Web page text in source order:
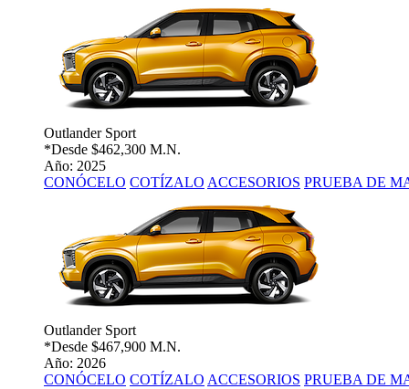
Outlander Sport
*Desde $462,300 M.N.
Año: 2025
CONÓCELO COTÍZALO ACCESORIOS PRUEBA DE
Outlander Sport
*Desde $467,900 M.N.
Año: 2026
CONÓCELO COTÍZALO ACCESORIOS PRUEBA DE